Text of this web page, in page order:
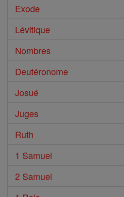
Exode
Lévitique
Nombres
Deutéronome
Josué
Juges
Ruth
1 Samuel
2 Samuel